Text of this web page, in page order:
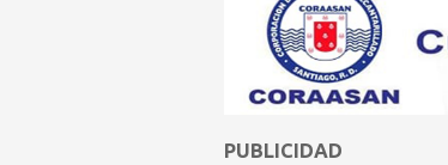
PUBLICIDAD